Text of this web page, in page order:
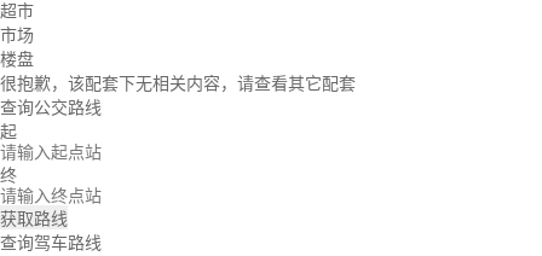
超市
市场
楼盘
很抱歉，该配套下无相关内容，请查看其它配套
查询公交路线
起
终
获取路线
查询驾车路线